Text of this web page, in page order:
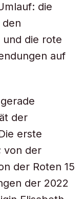
die
die rote
auf
der
erste
von der
der Roten 15
der 2022